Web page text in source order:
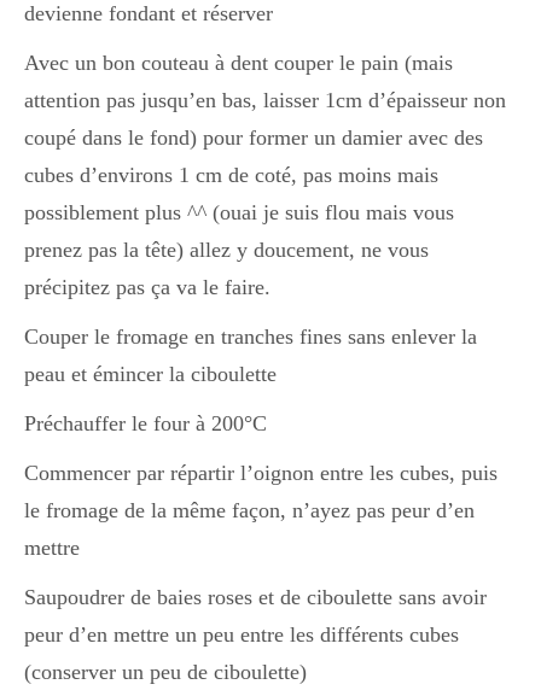
devienne fondant et réserver
Avec un bon couteau à dent couper le pain (mais
attention pas jusqu’en bas, laisser 1cm d’épaisseur non
coupé dans le fond) pour former un damier avec des
cubes d’environs 1 cm de coté, pas moins mais
possiblement plus ^^ (ouai je suis flou mais vous
prenez pas la tête) allez y doucement, ne vous
précipitez pas ça va le faire.
Couper le fromage en tranches fines sans enlever la
peau et émincer la ciboulette
Préchauffer le four à 200°C
Commencer par répartir l’oignon entre les cubes, puis
le fromage de la même façon, n’ayez pas peur d’en
mettre
Saupoudrer de baies roses et de ciboulette sans avoir
peur d’en mettre un peu entre les différents cubes
(conserver un peu de ciboulette)